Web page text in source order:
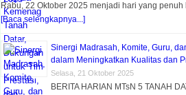
Rabu, 22 Oktober 2025 menjadi hari yang penuh
[Baca selengkapnya...]
Sinergi Madrasah, Komite, Guru,
dalam Meningkatkan Kualitas dan
Selasa, 21 Oktober 2025
BERITA HARIAN MTsN 5 TANAH